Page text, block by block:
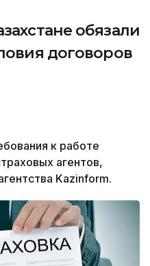
обязали
договоров
к работе
агентов,
Kazinform.